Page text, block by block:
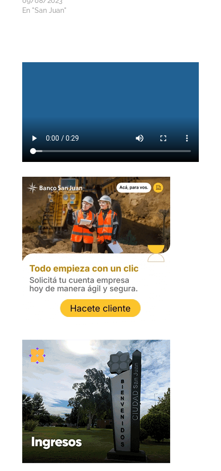
En "San Juan"